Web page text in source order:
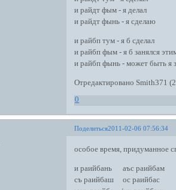
и райдт фым - я делал
и райдт фынь - я сделаю
и райбп тум - я б сделал
и райбп фым - я б занялся
и райбп фынь - может быть я
Отредактировано Smith371
0
Поделиться2011-02-06 07:56:34
особое время, придуманное
и раийбань аъс раийбам
съ раийбаш ос раийбас